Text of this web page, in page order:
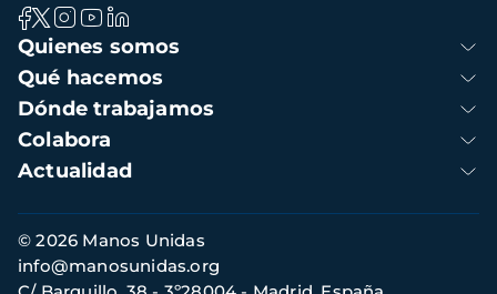
Navegación
principal
Quienes somos
Qué hacemos
Dónde trabajamos
Colabora
Actualidad
Información
de
contacto
© 2026 Manos Unidas
info@manosunidas.org